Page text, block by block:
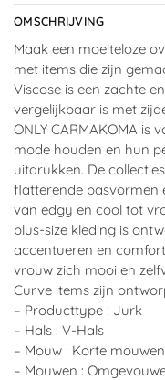
OMSCHRIJVING
Maak een moeiteloze
met items die zijn
Viscose is een zachte
vergelijkbaar is met
ONLY CARMAKOMA
mode houden en hun
uitdrukken. De
flatterende pasvormen
van edgy en cool tot
plus-size kleding is
accentueren en
vrouw zich mooi en
Curve items zijn
– Producttype : Jurk
– Hals : V-Hals
– Mouw : Korte mouwen
– Mouwen :